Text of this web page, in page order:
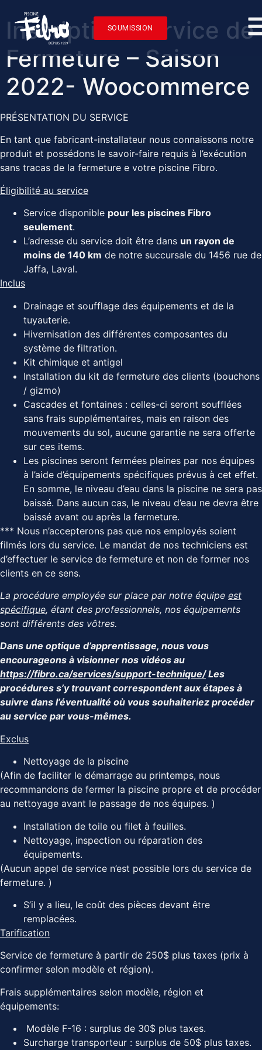
SOUMISSION
Inscription: service de
Fermeture – Saison
2022- Woocommerce
PRÉSENTATION DU SERVICE
En tant que fabricant-installateur nous connaissons notre
produit et possédons le savoir-faire requis à l’exécution
sans tracas de la fermeture e votre piscine Fibro.
Éligibilité au service
Service disponible pour les piscines Fibro
seulement.
L’adresse du service doit être dans un rayon de
moins de 140 km de notre succursale du 1456 rue de
Jaffa, Laval.
Inclus
Drainage et soufflage des équipements et de la
tuyauterie.
Hivernisation des différentes composantes du
système de filtration.
Kit chimique et antigel
Installation du kit de fermeture des clients (bouchons
/ gizmo)
Cascades et fontaines : celles-ci seront soufflées
sans frais supplémentaires, mais en raison des
mouvements du sol, aucune garantie ne sera offerte
sur ces items.
Les piscines seront fermées pleines par nos équipes
à l’aide d’équipements spécifiques prévus à cet effet.
En somme, le niveau d’eau dans la piscine ne sera pas
baissé. Dans aucun cas, le niveau d’eau ne devra être
baissé avant ou après la fermeture.
*** Nous n’accepterons pas que nos employés soient
filmés lors du service. Le mandat de nos techniciens est
d’effectuer le service de fermeture et non de former nos
clients en ce sens.
La procédure employée sur place par notre équipe est
spécifique, étant des professionnels, nos équipements
sont différents des vôtres.
Dans une optique d’apprentissage, nous vous
encourageons à visionner nos vidéos au
https://fibro.ca/services/support-technique/Les
procédures s’y trouvant correspondent aux étapes à
suivre dans l’éventualité où vous souhaiteriez procéder
au service par vous-mêmes.
Exclus
Nettoyage de la piscine
(Afin de faciliter le démarrage au printemps, nous
recommandons de fermer la piscine propre et de procéder
au nettoyage avant le passage de nos équipes. )
Installation de toile ou filet à feuilles.
Nettoyage, inspection ou réparation des
équipements.
(Aucun appel de service n’est possible lors du service de
fermeture. )
S’il y a lieu, le coût des pièces devant être
remplacées.
Tarification
Service de fermeture à partir de 250$ plus taxes (prix à
confirmer selon modèle et région).
Frais supplémentaires selon modèle, région et
équipements:
Modèle F-16 : surplus de 30$ plus taxes.
Surcharge transporteur : surplus de 50$ plus taxes.